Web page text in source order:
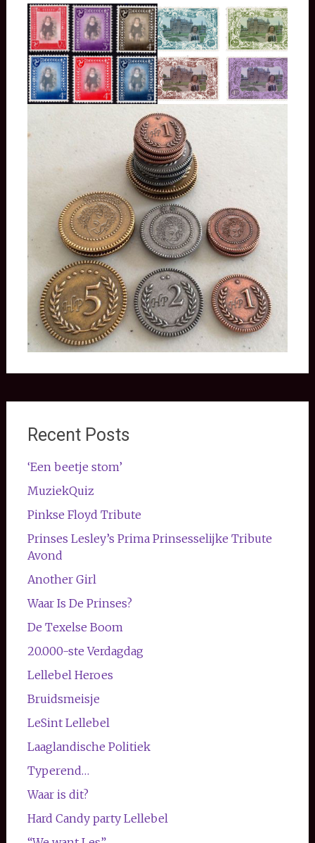
Recent Posts
‘Een beetje stom’
MuziekQuiz
Pinkse Floyd Tribute
Prinses Lesley’s Prima Prinsesselijke Tribute
Avond
Another Girl
Waar Is De Prinses?
De Texelse Boom
20.000-ste Verdagdag
Lellebel Heroes
Bruidsmeisje
LeSint Lellebel
Laaglandische Politiek
Typerend…
Waar is dit?
Hard Candy party Lellebel